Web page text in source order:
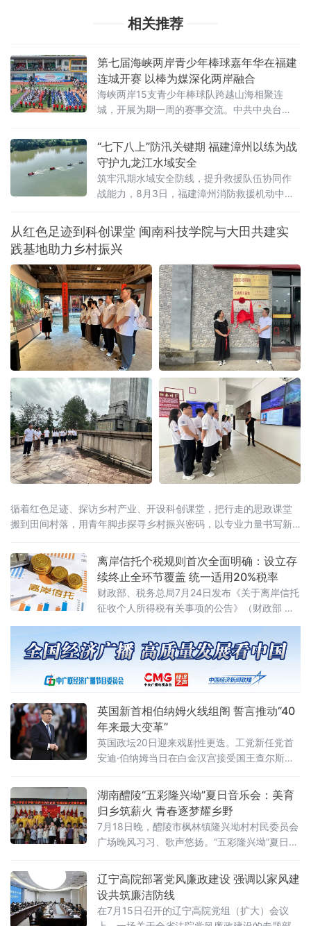
相关推荐
第七届海峡两岸青少年棒球嘉年华在福建
连城开赛 以棒为媒深化两岸融合
海峡两岸15支青少年棒球队跨越山海相聚连
城，开展为期一周的赛事交流。中共中央台
副省长江尔雄，中国
“七下八上”防汛关键期 福建漳州以练为战
守护九龙江水域安全
筑牢汛期水域安全防线，提升救援队伍协同作
战能力，8月3日，福建漳州消防救援机动中队
展水域救援实战化演练。
从红色足迹到科创课堂 闽南科技学院与大田共建实
践基地助力乡村振兴
循着红色足迹、探访乡村产业、开设科创课堂，把行走的思政课堂
搬到田间村落，用青年脚步探寻乡村振兴密码，以专业力量书写新
员跟随讲解员重
离岸信托个税规则首次全面明确：设立存
续终止全环节覆盖 统一适用20%税率
财政部、税务总局7月24日发布《关于离岸信托
征收个人所得税有关事项的公告》（财政部 税
务总局公告2026年第21号），首次系统明确离
岸信托设立、存续、终止清算全环节的个人所
得税征管规则。根据公告，个人将财产装入离
岸信托以及通过离岸信托取得收益，均属于个
人所得税法规定的应税所得，应当依法申报纳
财富代际传承、跨境资产配置及风险管理
英国新首相伯纳姆火线组阁 誓言推动“40
年来最大变革”
英国政坛20日迎来戏剧性更迭。工党新任党首
安迪·伯纳姆当日在白金汉宫接受国王查尔斯三
首相斯塔默于当天早些时候辞去首相职务。伯
纳姆就任后数小时内即完成新一届内阁组建，
多项人事任命出人意料，被视为其开启政治新
时代的明确信号。前国防大臣“爆冷”执掌财政根
据首相办公室发布的人事通报，最受瞩目的财
上
湖南醴陵“五彩隆兴坳”夏日音乐会：美育
归乡筑薪火 青春逐梦耀乡野
7月18日晚，醴陵市枫林镇隆兴坳村村民委员会
广场晚风习习、歌声悠扬。“五彩隆兴坳”夏日音
益实践团暑期“三下乡”社会实践的成果集中展
演，也是本土青年学成归乡、以美育人、薪火
相传的一次深情回馈，更是株洲市文联、湖南
工商大学落实省文联"村歌嘹亮"主题活动以及省
辽宁高院部署党风廉政建设 强调以家风建
设共筑廉洁防线
在7月15日召开的辽宁高院党组（扩大）会议